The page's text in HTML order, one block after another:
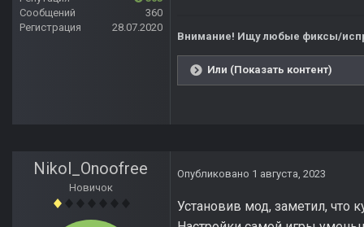
Сообщений
360
Регистрация
28.07.2020
Внимание! Ищу любые фиксы/
Или (Показать контент)
Nikol_Onoofree
Новичок
Опубликовано 1 августа, 2023
Установив мод, заметил, что